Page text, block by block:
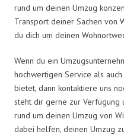
rund um deinen Umzug
Transport deiner Sachen von
du dich um deinen
Wenn du ein
hochwertigen Service als
bietet, dann kontaktiere uns
steht dir gerne zur
rund um deinen Umzug von
dabei helfen, deinen Umzug